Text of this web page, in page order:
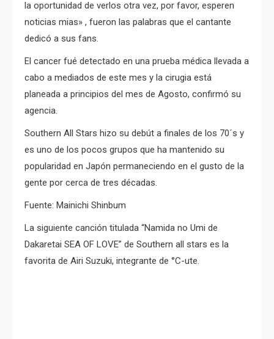
la oportunidad de verlos otra vez, por favor, esperen
noticias mias» , fueron las palabras que el cantante
dedicó a sus fans.
El cancer fué detectado en una prueba médica llevada a
cabo a mediados de este mes y la cirugia está
planeada a principios del mes de Agosto, confirmó su
agencia.
Southern All Stars hizo su debút a finales de los 70´s y
es uno de los pocos grupos que ha mantenido su
popularidad en Japón permaneciendo en el gusto de la
gente por cerca de tres décadas.
Fuente: Mainichi Shinbum
La siguiente canción titulada “Namida no Umi de
Dakaretai SEA OF LOVE” de Southern all stars es la
favorita de Airi Suzuki, integrante de °C-ute.